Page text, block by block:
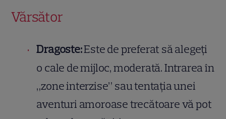
Vărsător
Dragoste:Este de preferat să alegeți
o cale de mijloc, moderată. Intrarea în
„zone interzise” sau tentația unei
aventuri amoroase trecătoare vă pot